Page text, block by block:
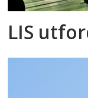
LIS